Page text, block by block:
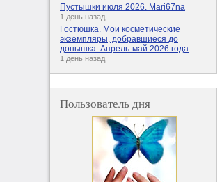
Пустышки июля 2026. Mari67na
1 день назад
Гостюшка. Мои косметические
экземпляры, добравшиеся до
донышка. Апрель-май 2026 года
1 день назад
Пользователь дня